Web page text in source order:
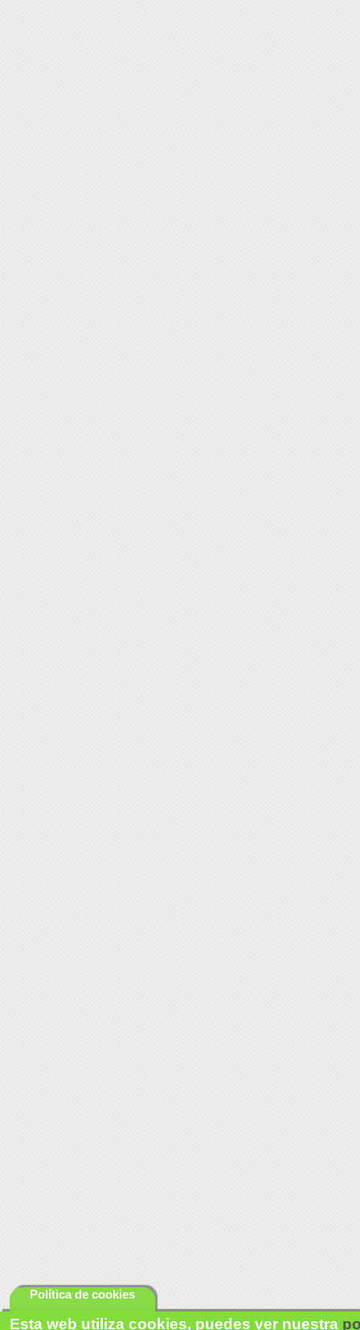
Esta web utiliza cookies, puedes ver nuestra
Política de cookies